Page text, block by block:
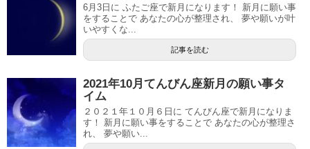
6月3日に ふたご座で新月になります！ 新月に願い事
をすることで あなたの心が整理され、 夢や願いが叶
いやすくな...
記事を読む
2021年10月てんびん座新月の願い事タ
イム
２０２１年１０月６日に てんびん座で新月になりま
す！ 新月に願い事をすることで あなたの心が整理さ
れ、 夢や願い...